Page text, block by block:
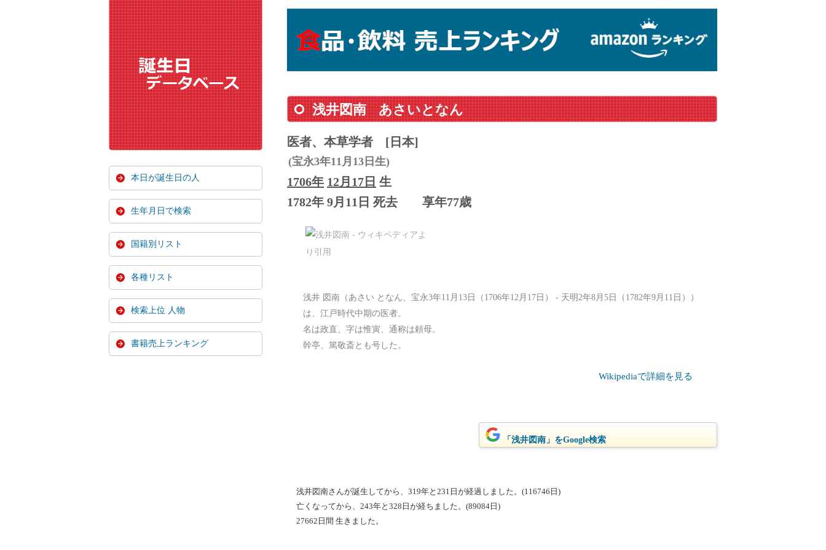
浅井図南 あさいとなん
医者、本草学者 [日本]
(宝永3年11月13日生)
1706年 12月17日 生
1782年 9月11日 死去
享年77歳
浅井 図南（あさい となん、宝永3年11月13日（1706年12月17日） - 天明2年8月5日（1782年9月11日））
は、江戸時代中期の医者。
名は政直、字は惟寅、通称は頼母。
幹亭、篤敬斎とも号した。
Wikipediaで詳細を見る
「浅井図南」をGoogle検索
浅井図南さんが誕生してから、319年と231日が経過しました。(116746日)
亡くなってから、243年と328日が経ちました。(89084日)
27662日間 生きました。
本日が誕生日の人
生年月日で検索
国籍別リスト
各種リスト
検索上位 人物
書籍売上ランキング